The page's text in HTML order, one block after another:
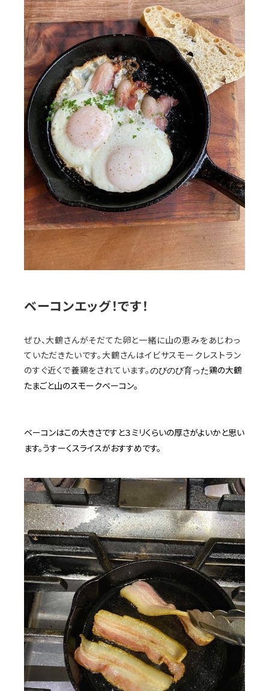
ベーコンエッグ！です！
ぜひ、大鶴さんがそだてた卵と一緒に山の恵みをあじわっ
ていただきたいです。大鶴さんはイビサスモークレストラン
のすぐ近くで養鶏をされています。のびのび育った鶏の大鶴
たまごと山のスモークベーコン。
ベーコンはこの大きさですと３ミリくらいの厚さがよいかと思い
ます。うすーくスライスがおすすめです。